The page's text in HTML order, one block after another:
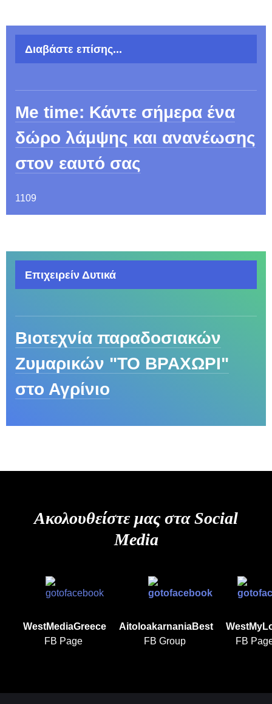
Διαβάστε επίσης...
Me time: Κάντε σήμερα ένα
δώρο λάμψης και ανανέωσης
στον εαυτό σας
1109
Επιχειρείν Δυτικά
Βιοτεχνία παραδοσιακών
Ζυμαρικών "ΤΟ ΒΡΑΧΩΡΙ"
στο Αγρίνιο
Ακολουθείστε μας στα Social
Media
WestMediaGreece
FB Page
AitoloakarnaniaBest
FB Group
FB